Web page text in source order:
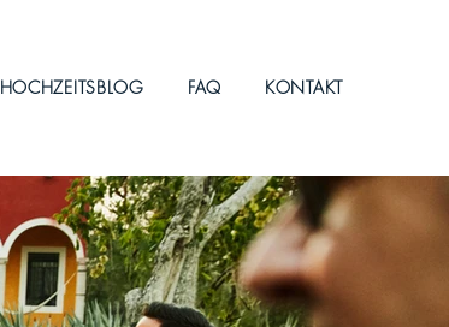
HOCHZEITSBLOG FAQ KONTAKT